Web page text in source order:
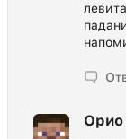
Орио